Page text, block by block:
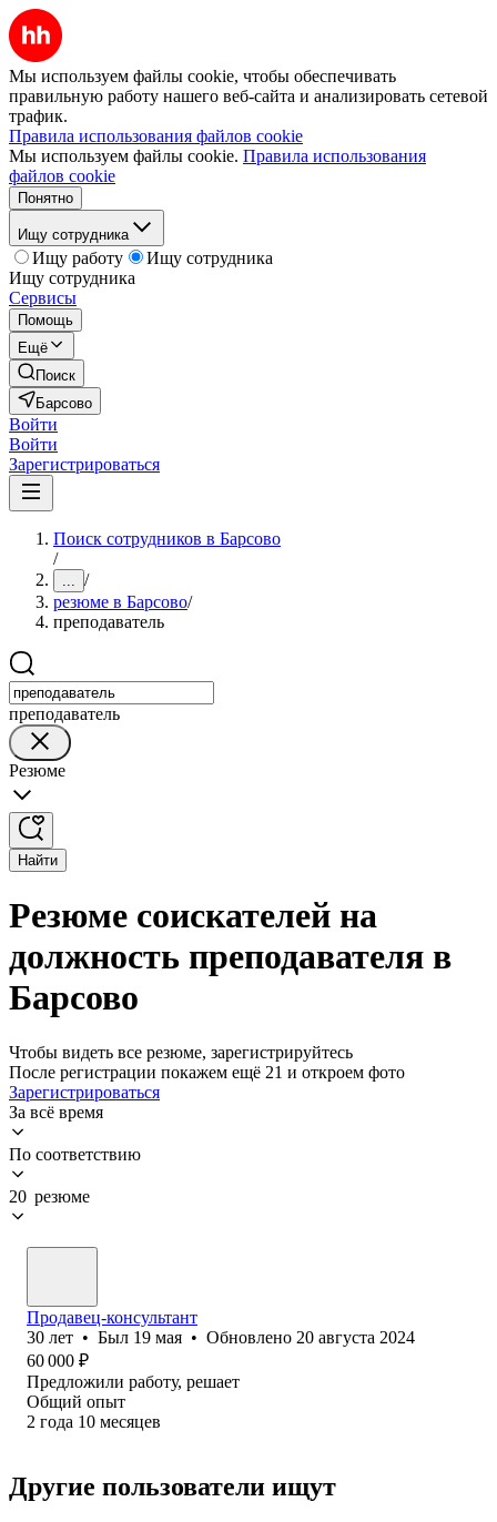
Мы используем файлы cookie, чтобы обеспечивать
правильную работу нашего веб-сайта и анализировать сетевой
трафик.
Правила использования файлов cookie
Мы используем файлы cookie. Правила использования
файлов cookie
Понятно
Ищу сотрудника
Ищу работу
Ищу сотрудника
Ищу сотрудника
Сервисы
Помощь
Ещё
Поиск
Барсово
Войти
Войти
Зарегистрироваться
Поиск сотрудников в Барсово
/
... /
резюме в Барсово/
преподаватель
преподаватель
Резюме
Найти
Резюме соискателей на
должность преподавателя в
Барсово
Чтобы видеть все резюме, зарегистрируйтесь
После регистрации покажем ещё 21 и откроем фото
Зарегистрироваться
За всё время
По соответствию
20 резюме
Продавец-консультант
30 лет • Был 19 мая • Обновлено 20 августа 2024
60 000 ₽
Предложили работу, решает
Общий опыт
2 года 10 месяцев
Другие пользователи ищут